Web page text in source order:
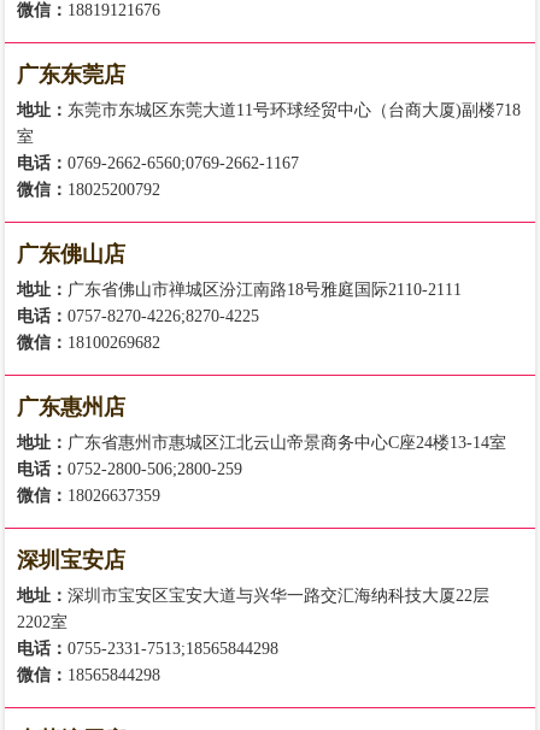
微信： 18819121676
广东东莞店
地址： 东莞市东城区东莞大道11号环球经贸中心（台商大厦)副楼718
室
电话：0769-2662-6560;0769-2662-1167
微信： 18025200792
广东佛山店
地址： 广东省佛山市禅城区汾江南路18号雅庭国际2110-2111
电话：0757-8270-4226;8270-4225
微信： 18100269682
广东惠州店
地址： 广东省惠州市惠城区江北云山帝景商务中心C座24楼13-14室
电话：0752-2800-506;2800-259
微信： 18026637359
深圳宝安店
地址：深圳市宝安区宝安大道与兴华一路交汇海纳科技大厦22层
2202室
电话：0755-2331-7513;18565844298
微信： 18565844298